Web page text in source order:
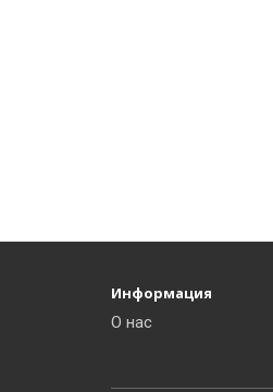
Информация
О нас